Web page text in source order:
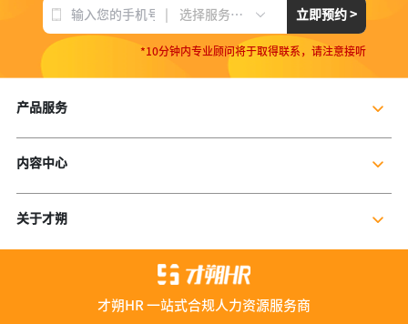
选择服务项目 立即预约 >
*10分钟内专业顾问将于取得联系，请注意接听
产品服务
企业社保服务
个人社保服务
残保金规划
内容中心
公司新闻
行业干货
关于才朔
公司介绍
才朔HR 一站式合规人力资源服务商